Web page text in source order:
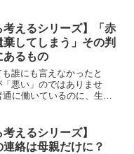
考えるシリーズ】「赤
棄してしまう」その判
あるもの
誰にも言えなかったと
「悪い」のではありませ
通に働いているのに、生き
れているように見えても、
理解...
考えるシリーズ】
連絡は母親だけに？